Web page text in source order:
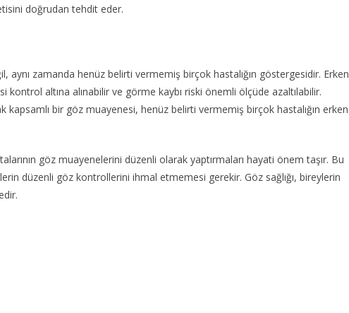
doğrudan tehdit eder.
aynı zamanda henüz belirti vermemiş birçok hastalığın göstergesidir. Erken
kontrol altına alınabilir ve görme kaybı riski önemli ölçüde azaltılabilir.
kapsamlı bir göz muayenesi, henüz belirti vermemiş birçok hastalığın erken
göz muayenelerini düzenli olarak yaptırmaları hayati önem taşır. Bu
düzenli göz kontrollerini ihmal etmemesi gerekir. Göz sağlığı, bireylerin